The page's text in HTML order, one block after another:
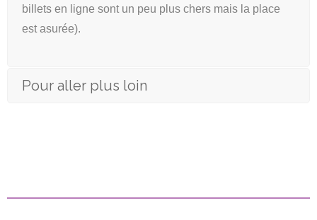
billets en ligne sont un peu plus chers mais la place
est asurée).
Pour aller plus loin